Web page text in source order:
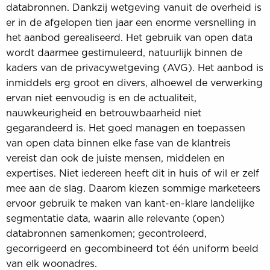
databronnen. Dankzij wetgeving vanuit de overheid is
er in de afgelopen tien jaar een enorme versnelling in
het aanbod gerealiseerd. Het gebruik van open data
wordt daarmee gestimuleerd, natuurlijk binnen de
kaders van de privacywetgeving (AVG). Het aanbod is
inmiddels erg groot en divers, alhoewel de verwerking
ervan niet eenvoudig is en de actualiteit,
nauwkeurigheid en betrouwbaarheid niet
gegarandeerd is. Het goed managen en toepassen
van open data binnen elke fase van de klantreis
vereist dan ook de juiste mensen, middelen en
expertises. Niet iedereen heeft dit in huis of wil er zelf
mee aan de slag. Daarom kiezen sommige marketeers
ervoor gebruik te maken van kant-en-klare landelijke
segmentatie data, waarin alle relevante (open)
databronnen samenkomen; gecontroleerd,
gecorrigeerd en gecombineerd tot één uniform beeld
van elk woonadres.